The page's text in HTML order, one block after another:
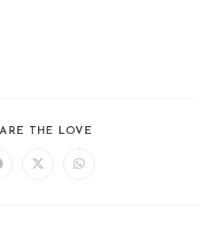
THE LOVE
Opens Opens